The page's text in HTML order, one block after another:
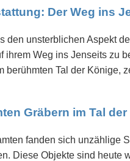
Der Weg ins
den unsterblichen Aspekt
Weg ins Jenseits zu
Tal der Könige,
Gräbern im Tal
fanden sich unzählige
Diese Objekte sind heute